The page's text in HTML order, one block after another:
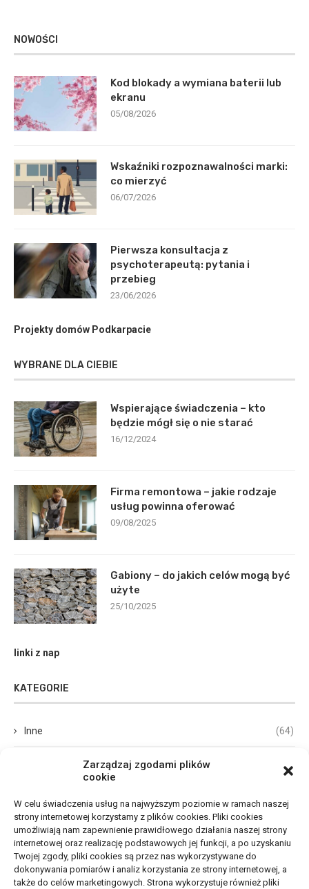
Zarządzaj zgodami plików
cookie
W celu świadczenia usług na najwyższym poziomie w ramach naszej
strony internetowej korzystamy z plików cookies. Pliki cookies
umożliwiają nam zapewnienie prawidłowego działania naszej strony
internetowej oraz realizację podstawowych jej funkcji, a po uzyskaniu
Twojej zgody, pliki cookies są przez nas wykorzystywane do
dokonywania pomiarów i analiz korzystania ze strony internetowej, a
także do celów marketingowych. Strona wykorzystuje również pliki
NOWOŚCI
Kod blokady a wymiana baterii lub
ekranu
05/08/2026
Wskaźniki rozpoznawalności marki:
co mierzyć
06/07/2026
Pierwsza konsultacja z
psychoterapeutą: pytania i
przebieg
23/06/2026
Projekty domów Podkarpacie
WYBRANE DLA CIEBIE
Wspierające świadczenia – kto
będzie mógł się o nie starać
16/12/2024
Firma remontowa – jakie rodzaje
usług powinna oferować
09/08/2025
Gabiony – do jakich celów mogą być
użyte
25/10/2025
linki z nap
KATEGORIE
Inne (64)
Biznes, Finanse
Budownictwo, Przemysł
Edukacja, Rozrywka (33)
Zdrowie, Medycyna (105)